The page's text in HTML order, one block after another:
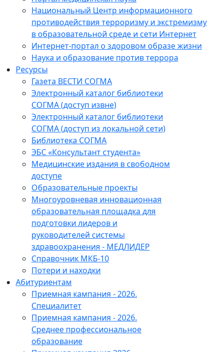
Национальный Центр информационного
противодействия терроризму и экстремизму
в образовательной среде и сети Интернет
Интернет-портал о здоровом образе жизни
Наука и образование против террора
Ресурсы
Газета ВЕСТИ СОГМА
Электронный каталог библиотеки
СОГМА (доступ извне)
Электронный каталог библиотеки
СОГМА (доступ из локальной сети)
Библиотека СОГМА
ЭБС «Консультант студента»
Медицинские издания в свободном
доступе
Образовательные проекты
Многоуровневая инновационная
образовательная площадка для
подготовки лидеров и
руководителей системы
здравоохранения - МЕДЛИДЕР
Справочник МКБ-10
Потери и находки
Абитуриентам
Приемная кампания - 2026.
Специалитет
Приемная кампания - 2026.
Среднее профессиональное
образование